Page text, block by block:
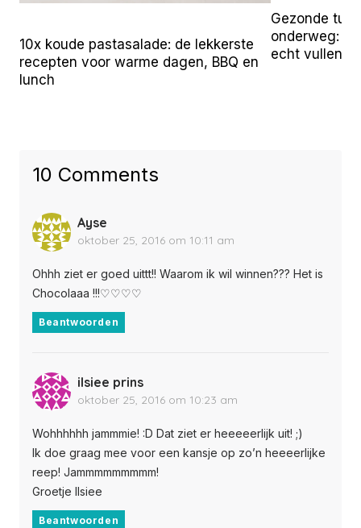
10x koude pastasalade: de lekkerste
recepten voor warme dagen, BBQ en
lunch
Gezonde
onderweg:
echt vullen
10 Comments
Ayse
oktober 25, 2016 om 10:11 am
Ohhh ziet er goed uittt!! Waarom ik wil winnen??? Het is
Chocolaaa !!!♡♡♡♡
Beantwoorden
ilsiee prins
oktober 25, 2016 om 10:23 am
Wohhhhhh jammmie! :D Dat ziet er heeeeerlijk uit! ;)
Ik doe graag mee voor een kansje op zo’n heeeerlijke
reep! Jammmmmmmmm!
Groetje Ilsiee
Beantwoorden